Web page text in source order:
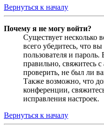
Вернуться к началу
Почему я не могу войти?
Существует
всего убедитесь, что
пользователя и
правильно, свяжитесь
проверить, не был ли
Также возможно, что
конференции,
исправления настроек.
Вернуться к началу